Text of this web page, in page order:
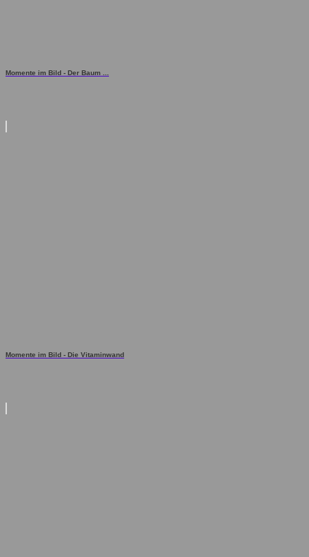
Momente im Bild - Der Baum ...
Momente im Bild - Die Vitaminwand